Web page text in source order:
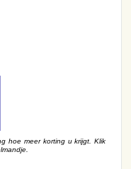
hoe meer korting u krijgt. Klik